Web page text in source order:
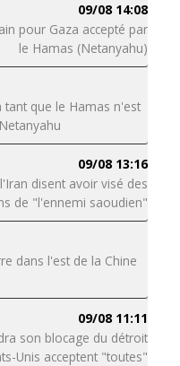
09/08 14:08
pour Gaza accepté par
le Hamas (Netanyahu)
tant que le Hamas n'est
09/08 13:16
disent avoir visé des
de "l'ennemi saoudien"
dans l'est de la Chine
09/08 11:11
son blocage du détroit
Unis acceptent "toutes"